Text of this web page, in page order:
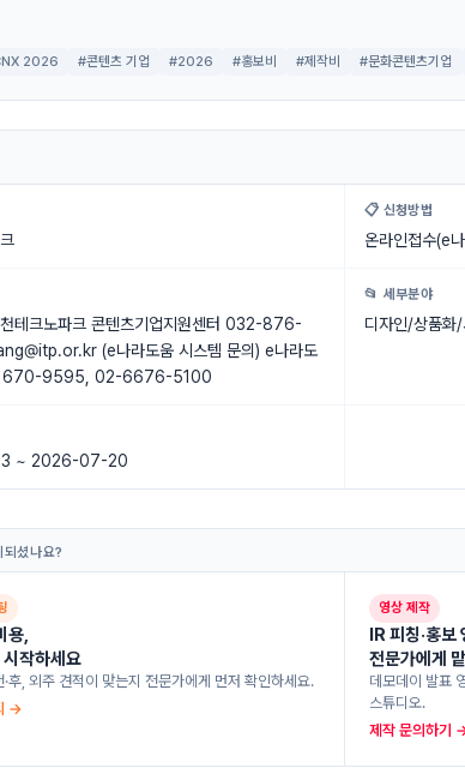
2026 #콘텐츠 기업 #2026 #홍보비 #제작비 #문화콘텐츠기업
📋 신청방법
온라인접수(e
테크노파크 콘텐츠기업지원센터 032-876-
(e나라도움 시스템 문의) e나라도
1670-9595, 02-6676-5100
📂 세부분야
디자인/상품화
~ 2026-07-20
셨나요?
용,
작하세요
후, 외주 견적이 맞는지 전문가에게 먼저 확인하세요.
→
영상 제작
IR 피칭·홍보
전문가에게
데모데이 발표
스튜디오.
제작 문의하기